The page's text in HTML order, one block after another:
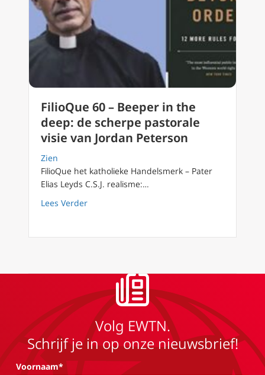
FilioQue 60 – Beeper in the
deep: de scherpe pastorale
visie van Jordan Peterson
Zien
FilioQue het katholieke Handelsmerk – Pater
Elias Leyds C.S.J. realisme:…
Lees Verderabout FilioQue 60 – Beeper in the deep: de
Volg EWTN.
Schrijf je in op onze nieuwsbrief!
Voornaam*